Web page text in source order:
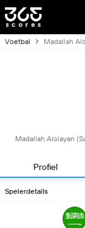
Voetbal Madallah
Madallah Alolayan
Profiel
Spelerdetails